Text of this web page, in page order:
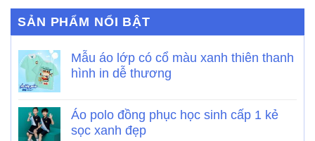
SẢN PHẨM NỔI BẬT
Mẫu áo lớp có cổ màu xanh thiên thanh
hình in dễ thương
Áo polo đồng phục học sinh cấp 1 kẻ
sọc xanh đẹp